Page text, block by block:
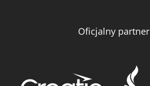
Oficjalny partner